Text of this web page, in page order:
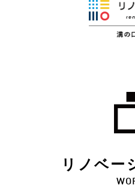
リノベー